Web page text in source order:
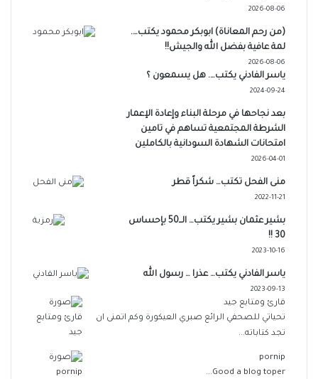
2026-08-06
(من رحم المعاناة) ابوبكر محمود يكتب….
لمة عافية بفضل الله والجيش!!
2026-08-06
ياسر الفادني يكتب…. هل يسمعون ؟
2024-09-24
بعد نجاحها في مرحلة البناء وإعادة الإعمار
الشرطة المجتمعية تساهم في تامين
امتحانات الشهادة السودانية بالكاملين
2026-04-01
منى الفحل تكتب… شكراً قطر
2022-11-21
بشير عثمان بشير يكتب… الــ50 بإحساس
30 !!
2023-10-16
ياسر الفادني يكتب… عذرا … رسول الله
2023-09-13
قارئ ومتابع جيد
تحياتي للصحفي الرائع صبري العيكورة وكم اتمنى ان
تجد كتاباته...
pornip
Good a blog toper...